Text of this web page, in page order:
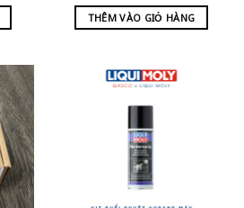
THÊM VÀO GIỎ HÀNG